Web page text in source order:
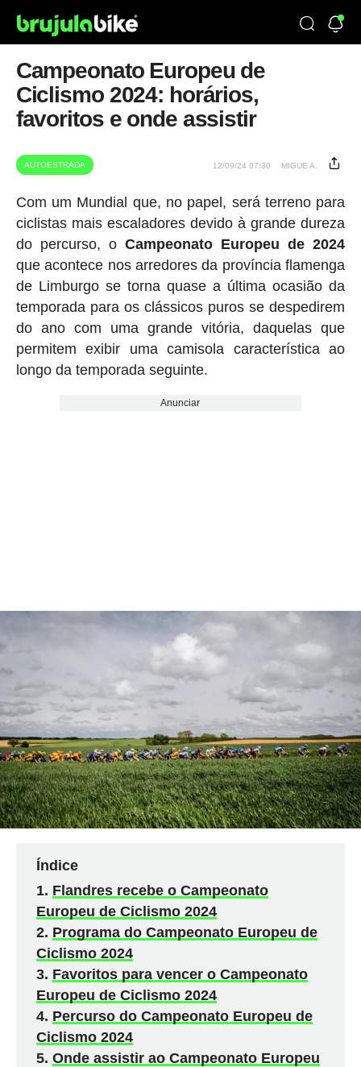
Campeonato Europeu de
Ciclismo 2024: horários,
favoritos e onde assistir
AUTOESTRADA 12/09/24 07:30 MIGUE A.
Com um Mundial que, no papel, será terreno para
ciclistas mais escaladores devido à grande dureza
do percurso, o Campeonato Europeu de 2024
que acontece nos arredores da província flamenga
de Limburgo se torna quase a última ocasião da
temporada para os clássicos puros se despedirem
do ano com uma grande vitória, daquelas que
permitem exibir uma camisola característica ao
longo da temporada seguinte.
Anunciar
Índice
Flandres recebe o Campeonato
Europeu de Ciclismo 2024
Programa do Campeonato Europeu de
Ciclismo 2024
Favoritos para vencer o Campeonato
Europeu de Ciclismo 2024
Percurso do Campeonato Europeu de
Ciclismo 2024
Onde assistir ao Campeonato Europeu